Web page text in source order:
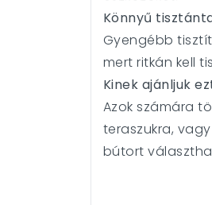
Könnyű
Gyengébb
mert ritkán kell
Kinek ajánljuk
Azok számára
teraszukra,
bútort